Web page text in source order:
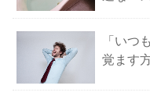
「いつ
覚ます